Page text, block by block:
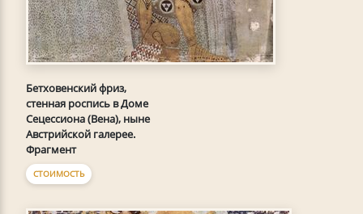
Бетховенский фриз,
стенная роспись в Доме
Сецессиона (Вена), ныне
Австрийской галерее.
Фрагмент
СТОИМОСТЬ